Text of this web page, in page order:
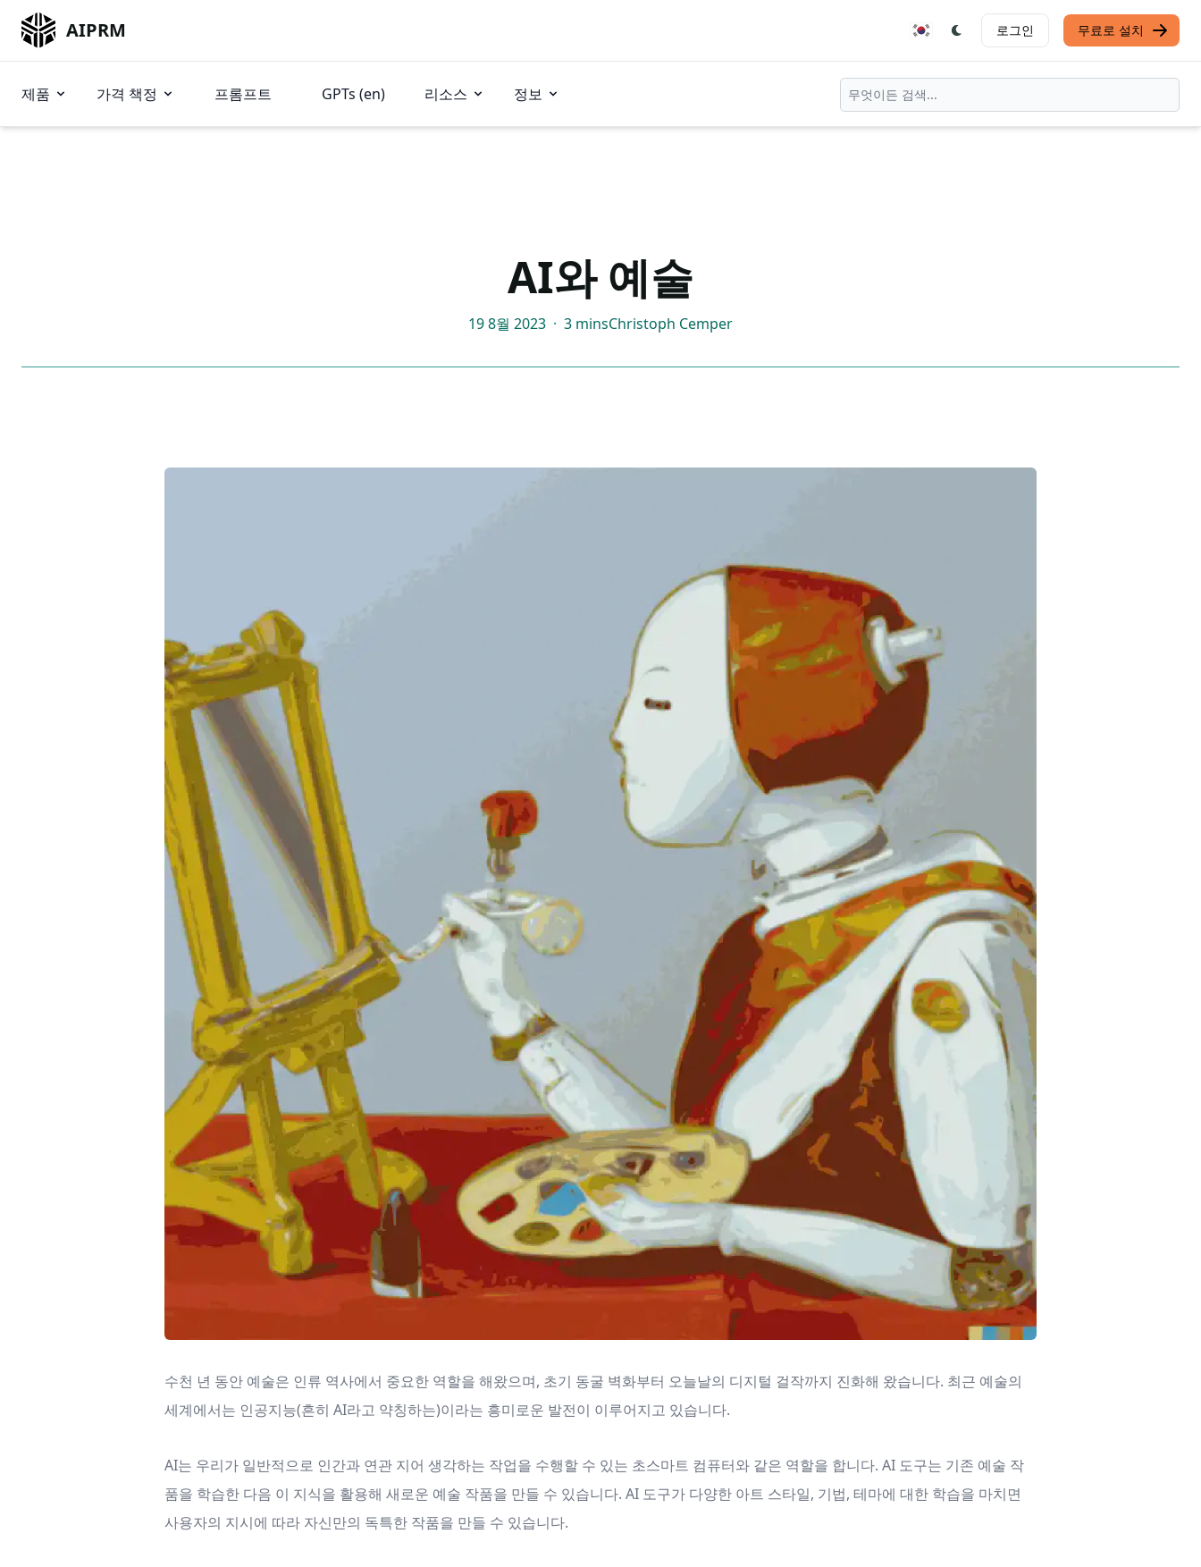
AIPRM 로그인 무료로 설치
제품 가격 책정 프롬프트 GPTs (en) 리소스 정보
AI와 예술
19 8월 2023 · 3 minsChristoph Cemper
수천 년 동안 예술은 인류 역사에서 중요한 역할을 해왔으며, 초기 동굴 벽화부터 오늘날의 디지털 걸작까지 진화해 왔습니다. 최근 예술의
세계에서는 인공지능(흔히 AI라고 약칭하는)이라는 흥미로운 발전이 이루어지고 있습니다.
AI는 우리가 일반적으로 인간과 연관 지어 생각하는 작업을 수행할 수 있는 초스마트 컴퓨터와 같은 역할을 합니다. AI 도구는 기존 예술 작
품을 학습한 다음 이 지식을 활용해 새로운 예술 작품을 만들 수 있습니다. AI 도구가 다양한 아트 스타일, 기법, 테마에 대한 학습을 마치면
사용자의 지시에 따라 자신만의 독특한 작품을 만들 수 있습니다.